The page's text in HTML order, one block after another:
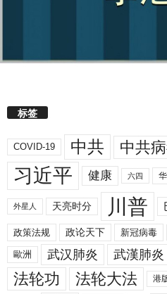
标签
COVID-19 中共 中共
习近平 健康 六四
外星人 天亮时分 川普
政策法规 政论天下 新冠病毒
歐洲 武汉肺炎 武漢肺炎
法轮功 法轮大法 港